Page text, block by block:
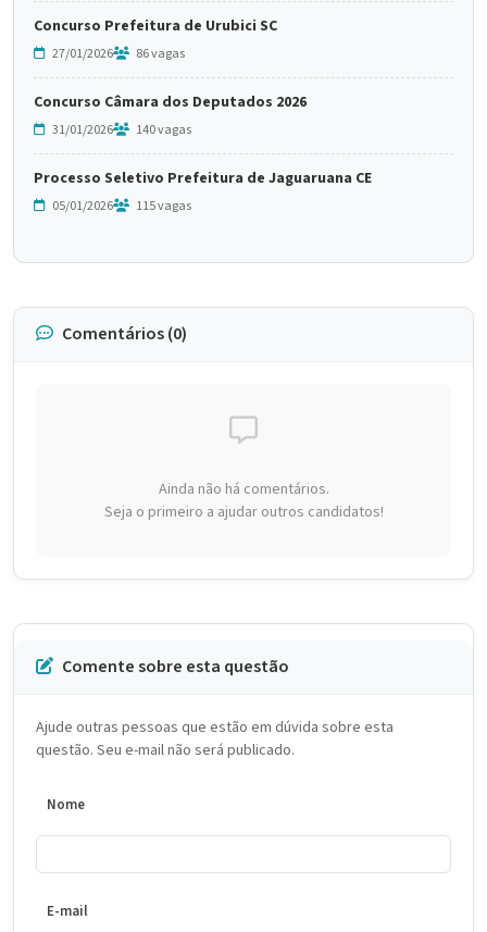
Concurso Prefeitura de Urubici SC
27/01/2026 86 vagas
Concurso Câmara dos Deputados 2026
31/01/2026 140 vagas
Processo Seletivo Prefeitura de Jaguaruana CE
05/01/2026 115 vagas
Comentários (0)
Ainda não há comentários.
Seja o primeiro a ajudar outros candidatos!
Comente sobre esta questão
Ajude outras pessoas que estão em dúvida sobre esta
questão. Seu e-mail não será publicado.
Nome
E-mail